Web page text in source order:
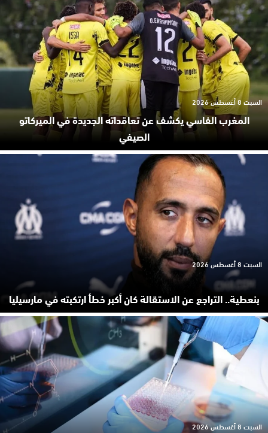
المغرب الفاسي يكشف عن تعاقداته الجديدة في الميركاتو
الصيفي
السبت 8 أغسطس 2026
بنعطية.. التراجع عن الاستقالة كان أكبر خطأ ارتكبته في مارسيليا
السبت 8 أغسطس 2026
السبت 8 أغسطس 2026